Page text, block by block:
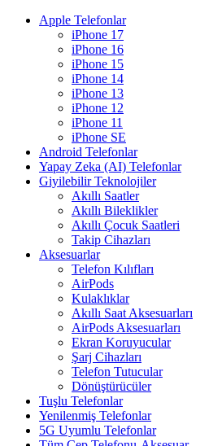
Apple Telefonlar
iPhone 17
iPhone 16
iPhone 15
iPhone 14
iPhone 13
iPhone 12
iPhone 11
iPhone SE
Android Telefonlar
Yapay Zeka (AI) Telefonlar
Giyilebilir Teknolojiler
Akıllı Saatler
Akıllı Bileklikler
Akıllı Çocuk Saatleri
Takip Cihazları
Aksesuarlar
Telefon Kılıfları
AirPods
Kulaklıklar
Akıllı Saat Aksesuarları
AirPods Aksesuarları
Ekran Koruyucular
Şarj Cihazları
Telefon Tutucular
Dönüştürücüler
Tuşlu Telefonlar
Yenilenmiş Telefonlar
5G Uyumlu Telefonlar